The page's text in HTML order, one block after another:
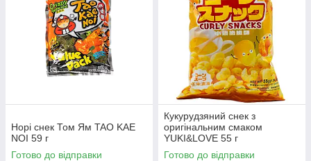
Норі снек Том Ям TAO KAE
NOI 59 г
Готово до відправки
Кукурудзяний снек з
оригінальним смаком
YUKI&LOVE 55 г
Готово до відправки